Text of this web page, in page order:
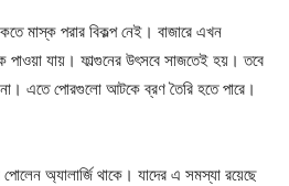
মাস্ক পরার বিকল্প নেই। বাজারে এখন
পাওয়া যায়। ফাল্গুনের উৎসবে সাজতেই হয়। তবে
এতে পোরগুলো আটকে ব্রণ তৈরি হতে পারে।
অ্যালার্জি থাকে। যাদের এ সমস্যা রয়েছে